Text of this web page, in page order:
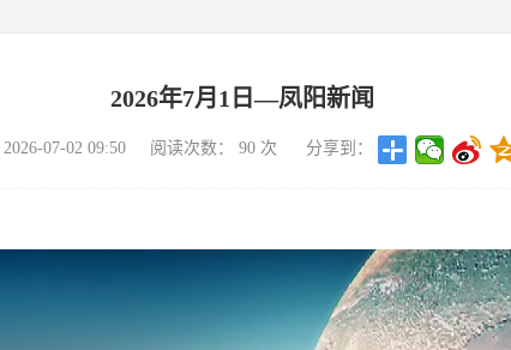
2026年7月1日—凤阳新闻
07-02 09:50 阅读次数： 90 次 分享到：